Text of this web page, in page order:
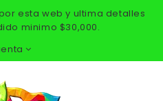
esta web y ultima detalles
minimo $30,000.